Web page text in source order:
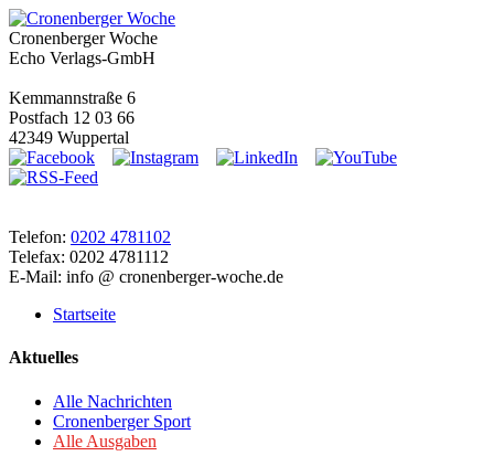
Cronenberger Woche
Echo Verlags-GmbH
Kemmannstraße 6
Postfach 12 03 66
42349 Wuppertal
Telefon: 0202 4781102
Telefax: 0202 4781112
E-Mail: info @ cronenberger-woche.de
Startseite
Aktuelles
Alle Nachrichten
Cronenberger Sport
Alle Ausgaben